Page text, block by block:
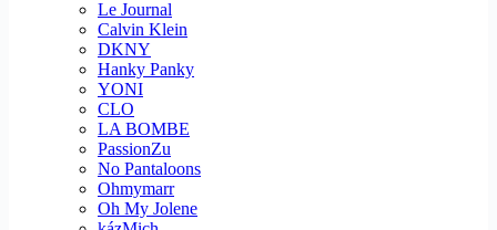
Le Journal
Calvin Klein
DKNY
Hanky Panky
YONI
CLO
LA BOMBE
PassionZu
No Pantaloons
Ohmymarr
Oh My Jolene